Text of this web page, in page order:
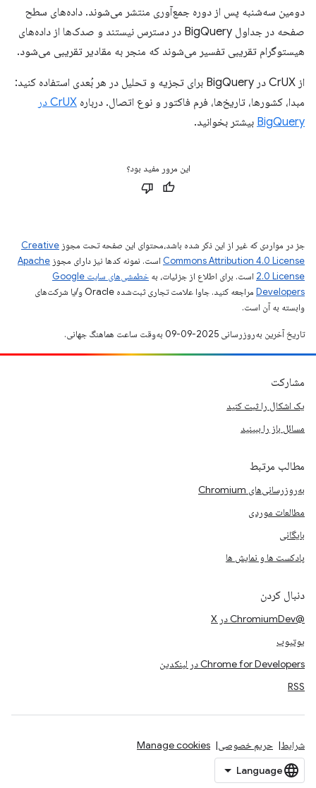
دومین سه‌شنبه پس از دوره جمع‌آوری منتشر می‌شوند. داده‌های سطح
صفحه در جداول BigQuery در دسترس نیستند و صدک‌ها از داده‌های
هیستوگرام تقریبی تفسیر می‌شوند که منجر به مقادیر تقریبی می‌شود.
از CrUX در BigQuery برای تجزیه و تحلیل در هر بُعدی استفاده کنید:
مبدا، کشورها، تاریخ‌ها، فرم فاکتور و نوع اتصال. درباره
CrUX در
BigQuery بیشتر بخوانید.
این مرور مفید بود؟
جز در مواردی که غیر از این ذکر شده باشد،‌محتوای این صفحه تحت مجوز Creative
Commons Attribution 4.0 License است. نمونه کدها نیز دارای مجوز Apache
2.0 License است. برای اطلاع از جزئیات، به
خطمشی‌های سایت Google
Developers‏
مراجعه کنید. جاوا علامت تجاری ثبت‌شده Oracle و/یا شرکت‌های
وابسته به آن است.
تاریخ آخرین به‌روزرسانی 2025-09-09 به‌وقت ساعت هماهنگ جهانی.
مشارکت
یک اشکال را ثبت کنید
مسائل باز را ببینید
مطالب مرتبط
به‌روزرسانی‌های Chromium
مطالعات موردی
بایگانی
پادکست ها و نمایش ها
دنبال کردن
@ChromiumDev در X
یوتیوب
Chrome for Developers در لینکدین
RSS
شرایط حریم خصوصی Manage cookies